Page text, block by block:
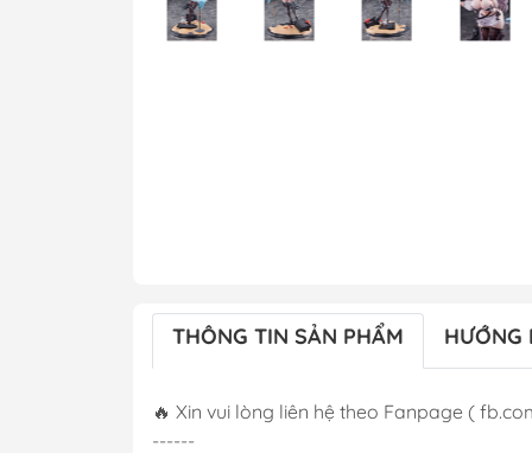
THÔNG TIN SẢN PHẨM HƯỚNG
🔥 Xin vui lòng liên hệ theo Fanpage (
------